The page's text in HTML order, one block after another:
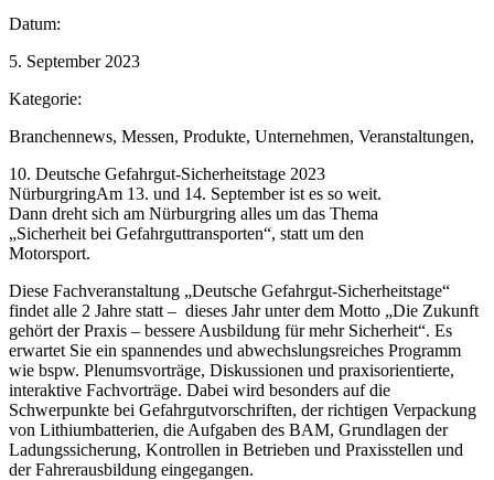
Datum:
5. September 2023
Kategorie:
Branchennews, Messen, Produkte, Unternehmen, Veranstaltungen,
10. Deutsche Gefahrgut-Sicherheitstage 2023
NürburgringAm 13. und 14. September ist es so weit.
Dann dreht sich am Nürburgring alles um das Thema
„Sicherheit bei Gefahrguttransporten“, statt um den
Motorsport.
Diese Fachveranstaltung „Deutsche Gefahrgut-Sicherheitstage“
findet alle 2 Jahre statt – dieses Jahr unter dem Motto „Die Zukunft
gehört der Praxis – bessere Ausbildung für mehr Sicherheit“. Es
erwartet Sie ein spannendes und abwechslungsreiches Programm
wie bspw. Plenumsvorträge, Diskussionen und praxisorientierte,
interaktive Fachvorträge. Dabei wird besonders auf die
Schwerpunkte bei Gefahrgutvorschriften, der richtigen Verpackung
von Lithiumbatterien, die Aufgaben des BAM, Grundlagen der
Ladungssicherung, Kontrollen in Betrieben und Praxisstellen und
der Fahrerausbildung eingegangen.